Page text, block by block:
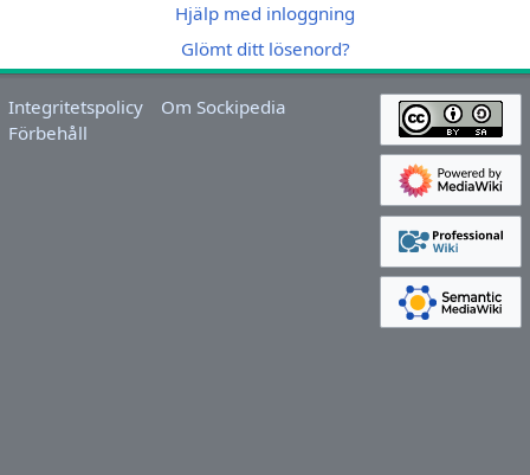
Hjälp med inloggning
Glömt ditt lösenord?
Integritetspolicy
Om Sockipedia
Förbehåll